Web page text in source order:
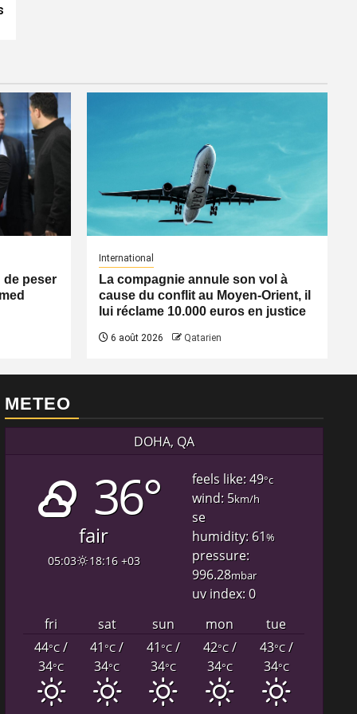
de peser
International
La compagnie annule son vol à
cause du conflit au Moyen-Orient, il
lui réclame 10.000 euros en justice
6 août 2026 Qatarien
METEO
DOHA, QA
36°
fair
05:03 18:16 +03
feels like: 49°c
wind: 5km/h
se
humidity: 61%
pressure:
996.28mbar
uv index: 0
fri
sat sun mon
tue
44°C/
34°C
41°C/
34°C
41°C/
34°C
42°C/
34°C
43°C/
34°C